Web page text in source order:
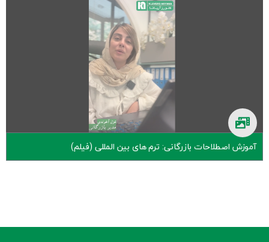
آموزش اصطلاحات بازرگانی: ترم‎ های بین المللی (فیلم)